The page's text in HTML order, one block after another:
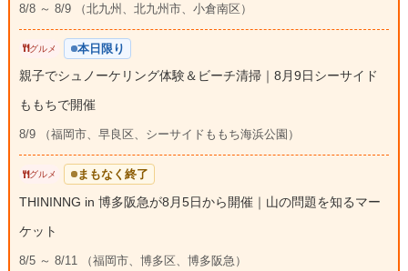
8/8 ～ 8/9 （北九州、北九州市、小倉南区）
グルメ 本日限り
親子でシュノーケリング体験＆ビーチ清掃｜8月9日シーサイド
ももちで開催
8/9 （福岡市、早良区、シーサイドももち海浜公園）
グルメ まもなく終了
THININNG in 博多阪急が8月5日から開催｜山の問題を知るマー
ケット
8/5 ～ 8/11 （福岡市、博多区、博多阪急）